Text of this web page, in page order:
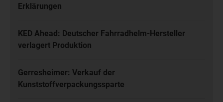
Erklärungen
KED Ahead: Deutscher Fahrradhelm-Hersteller
verlagert Produktion
Gerresheimer: Verkauf der
Kunststoffverpackungssparte